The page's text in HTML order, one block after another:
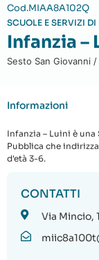
Cod.MIAA8A102Q
SCUOLE E SERVIZI
Infanzia –
Sesto San Giovanni
Informazioni
Infanzia – Luini è
Pubblica che
d'età 3-6.
CONTATTI
Via Mincio,